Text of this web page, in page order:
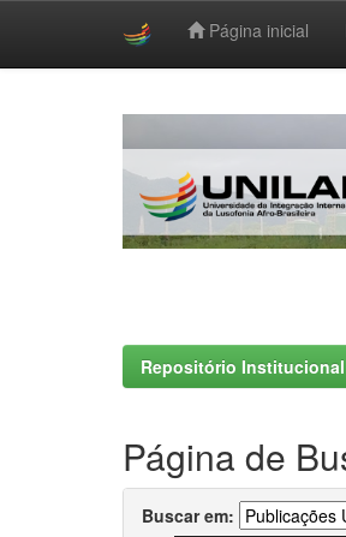
Página inicial
Repositório Institucional
Página de
Buscar em: